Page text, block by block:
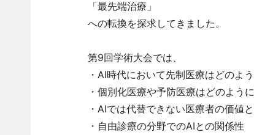
「最先端治療」
への転換を探求してきました。
第9回学術大会では、
・AI時代において先制医療はどのよ
・個別化医療や予防医療はどのよう
・AIでは代替できない医療者の価値
・自由診療の分野でのAIとの関係性